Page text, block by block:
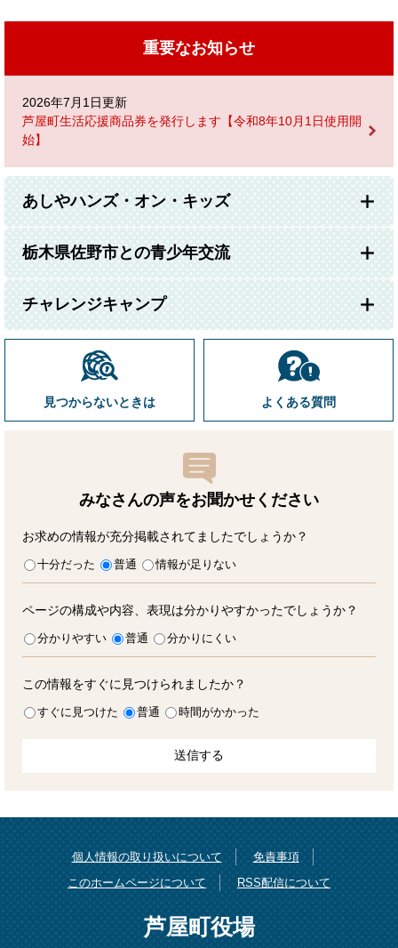
重要なお知らせ
2026年7月1日更新
芦屋町生活応援商品券を発行します【令和8年10月1日使用開
始】
あしやハンズ・オン・キッズ
栃木県佐野市との青少年交流
チャレンジキャンプ
見つからないときは よくある質問
みなさんの声をお聞かせ ください
お求めの情報が充分掲載されてましたでしょうか？
十分だった 普通 情報が足りない
ページの構成や内容、表現は分かりやすかったでしょうか？
分かりやすい 普通 分かりにくい
この情報をすぐに見つけられましたか？
すぐに見つけた 普通 時間がかかった
個人情報の取り扱いについて
免責事項
このホームページについて
RSS配信について
芦屋町役場